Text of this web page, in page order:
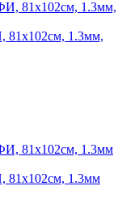
1.3мм,
81x102см, 1.3мм